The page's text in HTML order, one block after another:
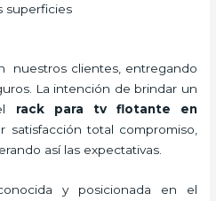
superficies
nuestros clientes, entregando
La intención de brindar un
rack para tv flotante en
satisfacción total compromiso,
así las expectativas.
y posicionada en el